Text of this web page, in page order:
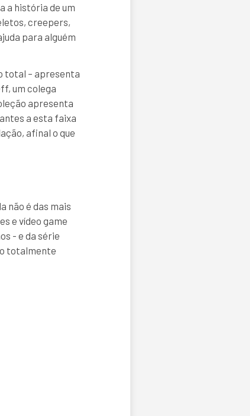
a história de um
creepers,
para alguém
total – apresenta
um colega
apresenta
a esta faixa
afinal o que
não é das mais
e vídeo game
- e da série
totalmente